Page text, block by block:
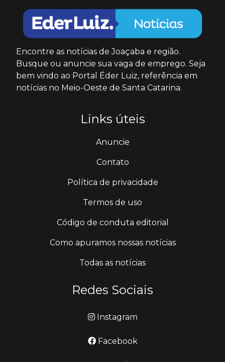
Encontre as notícias de Joaçaba e região.
Busque ou anuncie sua vaga de emprego. Seja
bem vindo ao Portal Éder Luiz, referência em
notícias no Meio-Oeste de Santa Catarina.
Links úteis
Anuncie
Contato
Política de privacidade
Termos de uso
Código de conduta editorial
Como apuramos nossas notícias
Todas as notícias
Redes Sociais
Instagram
Facebook